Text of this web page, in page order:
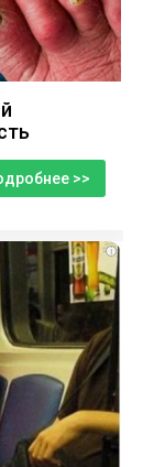
>>
i